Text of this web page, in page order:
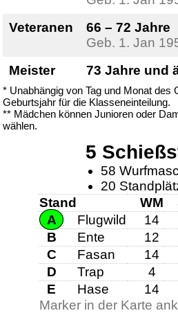
Veteranen
66 – 72 Jahre
Geb. 1. Jan
Meister
73 Jahre und
* Unabhängig von Tag und Monat des
Geburtsjahr für die Klasseneinteilung.
** Mädchen können Junioren oder
wählen.
5
58
20
Stand WM
A
Flugwild 14
B
Ente 12
C
Fasan 14
D
Trap 4
E
Hase 14
Marker in der Karte